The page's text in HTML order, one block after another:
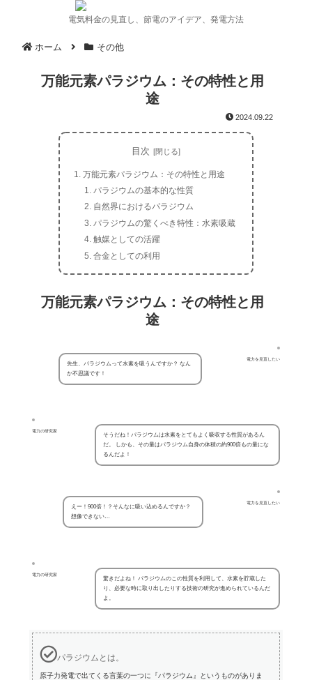
電気料金の見直し、節電のアイデア、発電方法
ホーム その他
万能元素パラジウム：その特性と用
途
2024.09.22
目次
万能元素パラジウム：その特性と用途
パラジウムの基本的な性質
自然界におけるパラジウム
パラジウムの驚くべき特性：水素吸蔵
触媒としての活躍
合金としての利用
万能元素パラジウム：その特性と用
途
電力を見直したい
先生、パラジウムって水素を吸うんですか？ なん
か不思議です！
電力の研究家
そうだね！パラジウムは水素をとてもよく吸収する性質があるん
だ。 しかも、その量はパラジウム自身の体積の約900倍もの量にな
るんだよ！
電力を見直したい
えー！900倍！？そんなに吸い込めるんですか？
想像できない…
電力の研究家
驚きだよね！ パラジウムのこの性質を利用して、水素を貯蔵した
り、必要な時に取り出したりする技術の研究が進められているんだ
よ。
パラジウムとは。
原子力発電で出てくる言葉の一つに『パラジウム』というものがありま